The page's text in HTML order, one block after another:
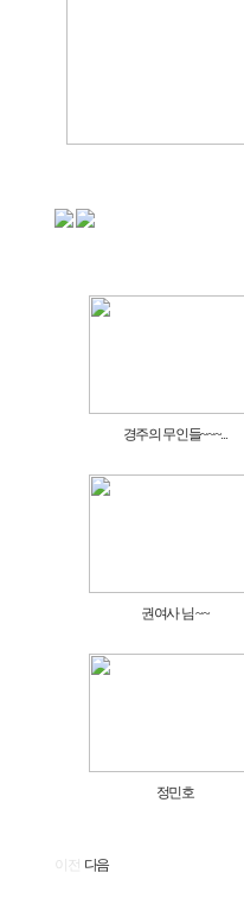
경주의 무인들~~~...
권여사 님 ~~
정민호
이전 다음